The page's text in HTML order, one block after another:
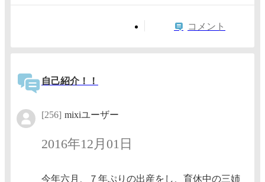
コメント
自己紹介！！
[256] mixiユーザー
2016年12月01日
今年六月、７年ぷりの出産をし、育休中の三姉